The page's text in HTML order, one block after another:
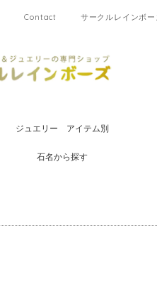
Contact サークルレインボー
ジュエリー アイテム別
石名から探す